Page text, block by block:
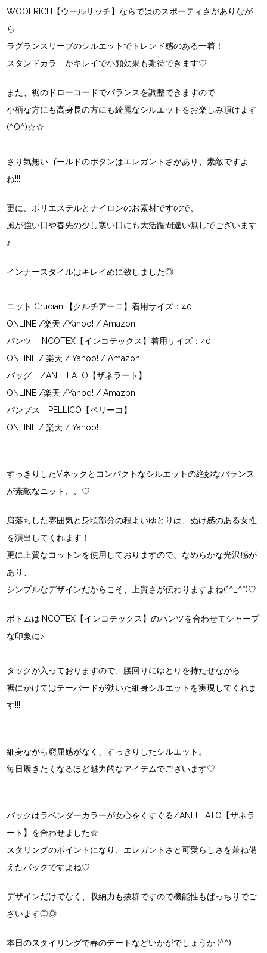
WOOLRICH【ウールリッチ】 ならではのスポーティさがありなが
ら
ラグランスリーブのシルエットでトレンド感のある一着！
スタンドカラ―がキレイで小顔効果も期待できます♡
また、裾のドローコードでバランスを調整できますので
小柄な方にも高身長の方にも綺麗なシルエットをお楽しみ頂けます
(^O^)☆☆
さり気無いゴールドのボタンはエレガントさがあり、素敵ですよ
ね!!!
更に、ポリエステルとナイロンのお素材ですので、
風が強い日や春先の少し寒い日にも大活躍間違い無しでございます
♪
インナースタイルはキレイめに致しました◎
ニット Cruciani【クルチアーニ】着用サイズ：40
ONLINE /楽天 /Yahoo! / Amazon
パンツ
INCOTEX【インコテックス】着用サイズ：40
ONLINE /楽天 /Yahoo! /Amazon
バッグ ZANELLATO【ザネラート】
ONLINE /楽天 /Yahoo! /Amazon
パンプス
PELLICO【ペリーコ】
ONLINE / 楽天 /Yahoo!
すっきりしたVネックとコンパクトなシルエットの絶妙なバランス
が素敵なニット、、♡
肩落ちした雰囲気と身頃部分の程よいゆとりは、ぬけ感のある女性
を演出してくれます！
更に上質なコットンを使用しておりますので、なめらかな光沢感が
あり、
シンプルなデザインだからこそ、上質さが伝わりますよね(*^_^*)♡
ボトムは INCOTEX【インコテックス】のパンツを合わせてシャープ
な印象に♪
タックが入っておりますので、腰回りにゆとりを持たせながら
裾にかけてはテーパードが効いた細身シルエットを実現してくれま
す!!!!
細身ながら窮屈感がなく、すっきりしたシルエット。
毎日履きたくなるほど魅力的なアイテムでございます♡
バックはラベンダーカラーが女心をくすぐるZANELLATO【ザネラ
ート】 を合わせました☆
スタリングのポイントになり、エレガントさと可愛らしさを兼ね備
えたバックですよね♡
デザインだけでなく、収納力も抜群ですので機能性もばっちりでご
ざいます◎◎
本日のスタイリングで春のデートなどいかがでしょうか!(^^)!